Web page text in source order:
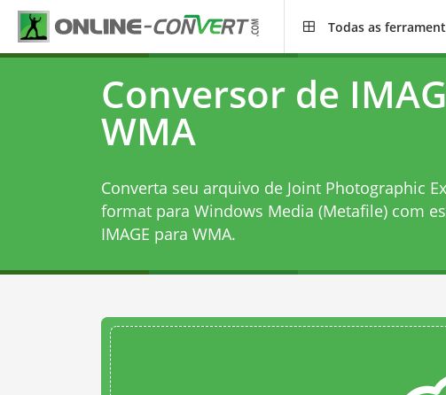
Todas as
Conversor de
WMA
Converta seu arquivo de Joint Photographic
format para Windows Media (Metafile) com
IMAGE para WMA.